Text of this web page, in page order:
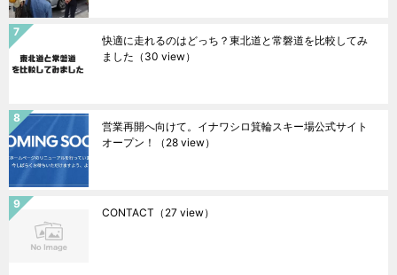
快適に走れるのはどっち？東北道と常磐道を比較してみ
ました （30 view）
営業再開へ向けて。イナワシロ箕輪スキー場公式サイト
オープン！
（28 view）
CONTACT （27 view）